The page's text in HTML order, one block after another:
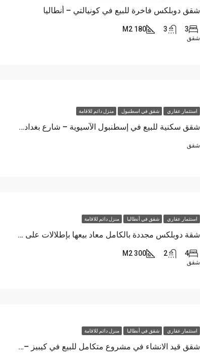
شقق دوبلكس فاخرة للبيع في كونيالتي – أنطاليا
3
3
180 M2
شقق
استثمار عقاري شقق في اسطنبول منزل دائم للاقامة
شقق سكنية للبيع في إسطنبول الآسيوية – شارع بغداد كاديكوي
شقق
استثمار عقاري شقق في أنطاليا منزل دائم للاقامة
شقة دوبلكس مجددة بالكامل معاد بيعها بإطلالات على جبال طوروس في كونيالتي – أنطاليا
4
2
300 M2
شقق
استثمار عقاري شقق في أنطاليا منزل دائم للاقامة
شقق قيد الانشاء في مشروع متكامل للبيع في كيبيز – أنطاليا